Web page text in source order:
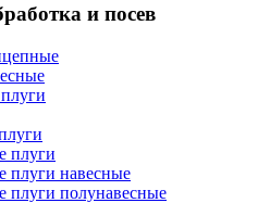
и посев
плуги
плуги навесные
плуги полунавесные